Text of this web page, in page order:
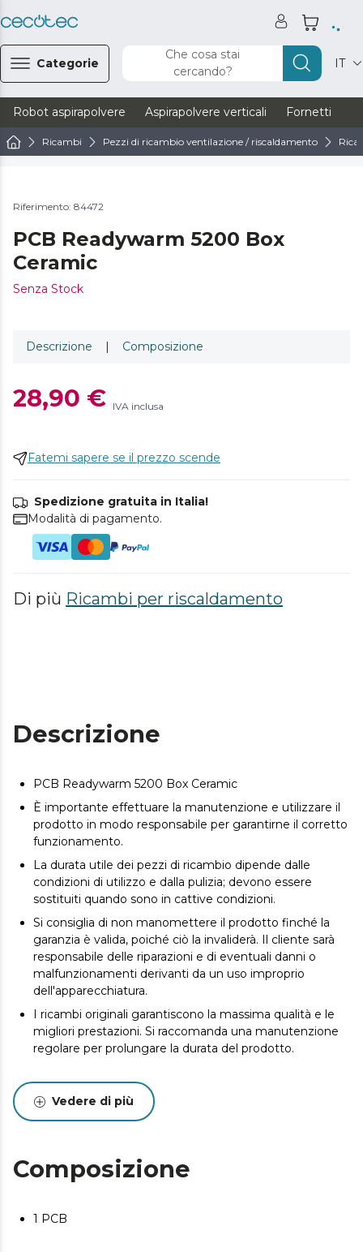
Categorie
Che cosa stai
cercando?
IT
Robot aspirapolvere Aspirapolvere verticali Fornetti
Ricambi Pezzi di ricambio ventilazione / riscaldamento
Riferimento: 84472
PCB Readywarm 5200 Box
Ceramic
Senza Stock
Descrizione | Composizione
28,90 € IVA inclusa
Fatemi sapere se il prezzo scende
Spedizione gratuita in Italia!
Modalità di pagamento.
Di più Ricambi per riscaldamento
Descrizione
PCB Readywarm 5200 Box Ceramic
È importante effettuare la manutenzione e utilizzare il
prodotto in modo responsabile per garantirne il corretto
funzionamento.
La durata utile dei pezzi di ricambio dipende dalle
condizioni di utilizzo e dalla pulizia; devono essere
sostituiti quando sono in cattive condizioni.
Si consiglia di non manomettere il prodotto finché la
garanzia è valida, poiché ciò la invaliderà. Il cliente sarà
responsabile delle riparazioni e di eventuali danni o
malfunzionamenti derivanti da un uso improprio
dell'apparecchiatura.
I ricambi originali garantiscono la massima qualità e le
migliori prestazioni. Si raccomanda una manutenzione
regolare per prolungare la durata del prodotto.
Vedere di più
Composizione
1 PCB